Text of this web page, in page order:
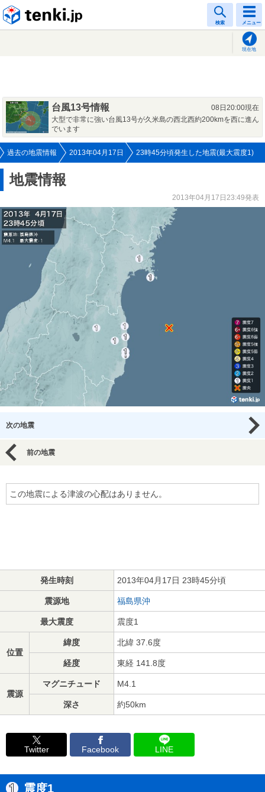
検索 メニュー
現在地
台風13号情報
08日20:00現在
大型で非常に強い台風13号が久米島の西北西約200kmを西に進ん
でいます
過去の地震情報 2013年04月17日 23時45分頃発生した地震(最大震度1)
地震情報
2013年04月17日23:49発表
次の地震
前の地震
この地震による津波の心配はありません。
発生時刻 2013年04月17日 23時45分頃
震源地 福島県沖
最大震度 震度1
位置
緯度 北緯 37.6度
経度 東経 141.8度
震源
マグニチュード M4.1
深さ 約50km
Twitter Facebook LINE
震度1